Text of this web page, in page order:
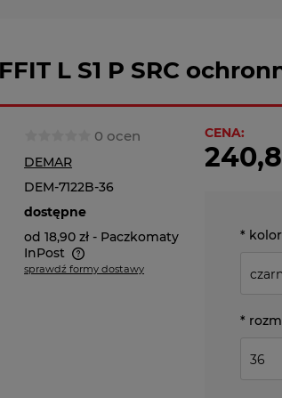
L S1 P SRC
0 ocen
DEMAR
DEM-7122B-36
dostępne
od 18,90 zł - Paczkomaty
InPost
sprawdź formy dostawy
CENA:
*
*